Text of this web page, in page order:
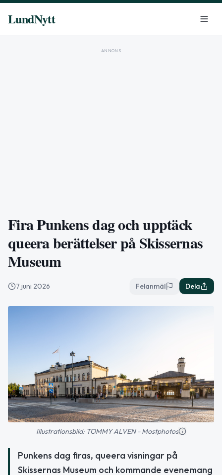
LundNytt
ANNONS
Fira Punkens dag och upptäck
queera berättelser på Skissernas
Museum
7 juni 2026 Felanmäl Dela
Illustrationsbild: TOMMY ALVEN - Mostphotos
Punkens dag firas, queera visningar på
Skissernas Museum och kommande evenemang